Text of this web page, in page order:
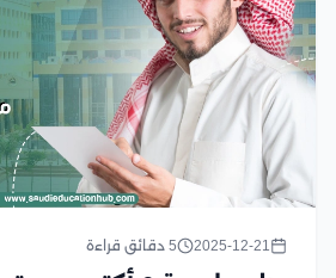
2025-12-21 5 دقائق قراءة